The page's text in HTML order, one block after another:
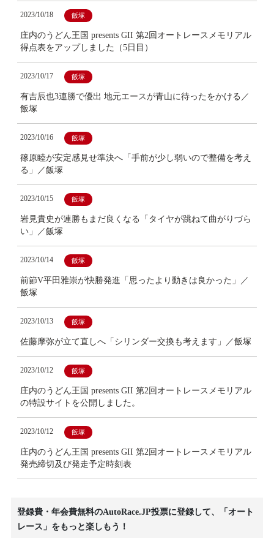
2023/10/18 飯塚
庄内のうどん王国 presents GII 第2回オートレースメモリアル
得点表をアップしました（5日目）
2023/10/17 飯塚
有吉辰也3連勝で優出 地元エースが青山に待ったをかける／
飯塚
2023/10/16 飯塚
篠原睦が安定感見せ準決へ「手前が少し弱いので整備を考え
る」／飯塚
2023/10/15 飯塚
岩見貴史が連勝もまだ良くなる「タイヤが跳ねて曲がりづら
い」／飯塚
2023/10/14 飯塚
前節V平田雅崇が快勝発進「思ったより動きは良かった」／
飯塚
2023/10/13 飯塚
佐藤摩弥が立て直しへ「シリンダー交換も考えます」／飯塚
2023/10/12 飯塚
庄内のうどん王国 presents GII 第2回オートレースメモリアル
の特設サイトを公開しました。
2023/10/12 飯塚
庄内のうどん王国 presents GII 第2回オートレースメモリアル
発売締切及び発走予定時刻表
登録費・年会費無料のAutoRace.JP投票に登録して、「オート
レース」をもっと楽しもう！